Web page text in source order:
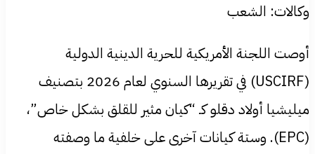
وكالات: الشعب
أوصت اللجنة الأمريكية للحرية الدينية الدولية
(USCIRF) في تقريرها السنوي لعام 2026 بتصنيف
ميليشيا أولاد دقلو كـ “كيان مثير للقلق بشكل خاص”،
(EPC). وستة كيانات آخرى على خلفية ما وصفته